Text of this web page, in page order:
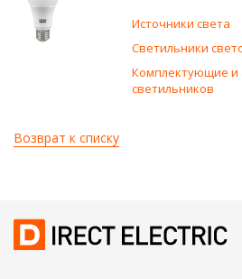
Источники света
Светильники
Комплектующие и
светильников
Возврат к списку